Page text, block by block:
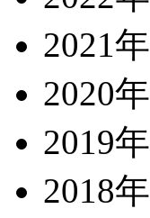
2021年
2020年
2019年
2018年